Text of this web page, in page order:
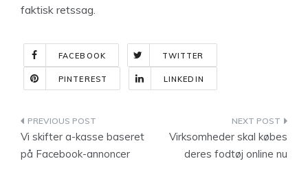
faktisk retssag.
FACEBOOK TWITTER
PINTEREST LINKEDIN
Indlægsnavigation
Vi skifter a-kasse baseret
på Facebook-annoncer
Virksomheder skal købes
deres fodtøj online nu